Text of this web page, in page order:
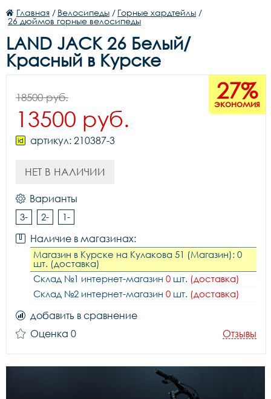
Главная / Велосипеды / Горные хардтейлы /
26 дюймов горные велосипеды
LAND JACK 26 Белый/
Красный в Курске
27%
экономия
18500 руб.
13500 руб.
артикул: 210387-3
НЕТ В НАЛИЧИИ
Варианты
3- 2- 1-
Наличие в магазинах:
Магазин в Курске на Кулакова 51 (Магазин): 0
шт. (доставка)
Склад №1 интернет-магазин 0 шт. (доставка)
Склад №2 интернет-магазин 0 шт. (доставка)
добавить в сравнение
Оценка 0
Отзывы